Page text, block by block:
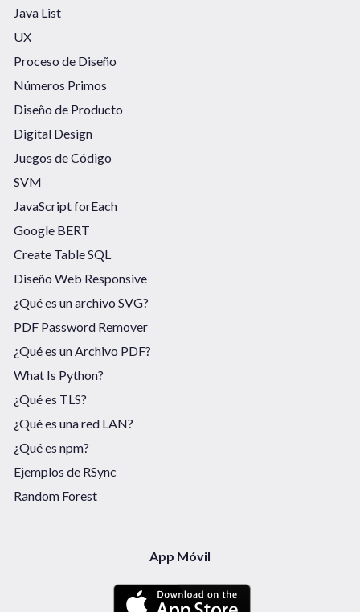
Java List
UX
Proceso de Diseño
Números Primos
Diseño de Producto
Digital Design
Juegos de Código
SVM
JavaScript forEach
Google BERT
Create Table SQL
Diseño Web Responsive
¿Qué es un archivo SVG?
PDF Password Remover
¿Qué es un Archivo PDF?
What Is Python?
¿Qué es TLS?
¿Qué es una red LAN?
¿Qué es npm?
Ejemplos de RSync
Random Forest
App Móvil